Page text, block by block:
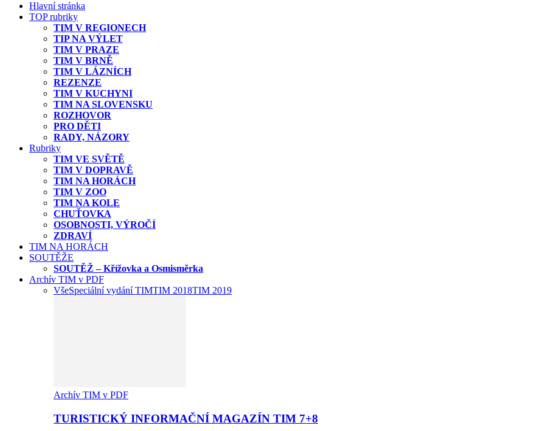
Hlavní stránka
TOP rubriky
TIM V REGIONECH
TIP NA VÝLET
TIM V PRAZE
TIM V BRNĚ
TIM V LÁZNÍCH
REZENZE
TIM V KUCHYNI
TIM NA SLOVENSKU
ROZHOVOR
PRO DĚTI
RADY, NÁZORY
Rubriky
TIM VE SVĚTĚ
TIM V DOPRAVĚ
TIM NA HORÁCH
TIM V ZOO
TIM NA KOLE
CHUŤOVKA
OSOBNOSTI, VÝROČÍ
ZDRAVÍ
TIM NA HORÁCH
SOUTĚŽE
SOUTĚŽ – Křížovka a Osmisměrka
Archív TIM v PDF
VšeSpeciální vydání TIMTIM 2018TIM 2019
Archív TIM v PDF
TURISTICKÝ INFORMAČNÍ MAGAZÍN TIM 7+8